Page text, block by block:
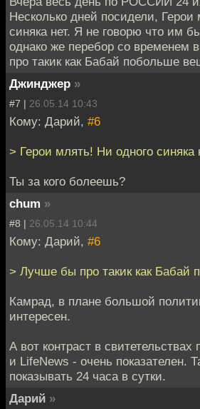
Несколько дней посидели, Герои
синяка нет. Я не говорю что им
однако же перебор со временем
про такик как Бабай побольше
Джинджер »
#7 | 26.05.14 10:43
Кому: Дарий, #6
> Герои млять! Ни одного синяка
Ты за кого болеешь?
chum »
#8 | 26.05.14 10:44
Кому: Дарий, #6
> Лучше бы про такик как Бабай
Камрад, в плане большой
интересен.
А вот контраст в
и LifeNews - очень показателен.
показывать 24 часа в сутки.
Дарий »